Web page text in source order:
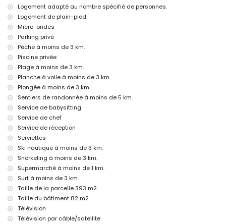
bar (à 1000 mètres de la maison)
discothèque et promenade (à 5 kilomètres de la maison)
Sites et culture à Moraira, Costa Blanca
église, château et ruines (à 5 kilomètres de l'hébergement)
musée (à 25 kilomètres de l'hébergement)
Sports
tennis, golf, randonnée, VTT, cyclisme, escalade, canoë, kayak, pêche,
plongée, snorkeling, surf, planche à voile et ski nautique (à 5
kilomètres de la villa)
équitation (à 10 kilomètres de la villa)
Logement adapté au nombre spécifié de personnes.
Logement de plain-pied.
Micro-ondes
Parking privé
Pêche à moins de 3 km.
Piscine privée
Plage à moins de 3 km.
Planche à voile à moins de 3 km.
Plongée à moins de 3 km.
Sentiers de randonnée à moins de 5 km.
Service de babysitting
Service de chef
Service de réception
Serviettes
Ski nautique à moins de 3 km.
Snorkeling à moins de 3 km.
Supermarché à moins de 1 km.
Surf à moins de 3 km.
Taille de la parcelle 393 m2.
Taille du bâtiment 82 m2.
Télévision
Télévision par câble/satellite